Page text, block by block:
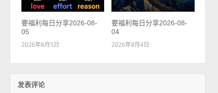
要福利每日分享2026-08-
05
2026年8月5日
要福利每日分享2026-08-
04
2026年8月4日
发表评论